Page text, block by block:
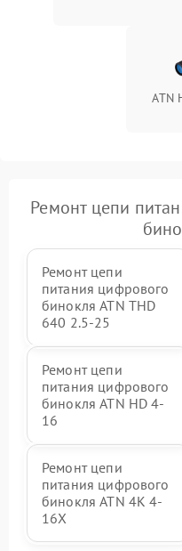
ATN
Ремонт цепи
Ремонт цепи
питания цифрового
бинокля ATN THD
640 2.5-25
Ремонт цепи
питания цифрового
бинокля ATN HD 4-
16
Ремонт цепи
питания цифрового
бинокля ATN 4K 4-
16X